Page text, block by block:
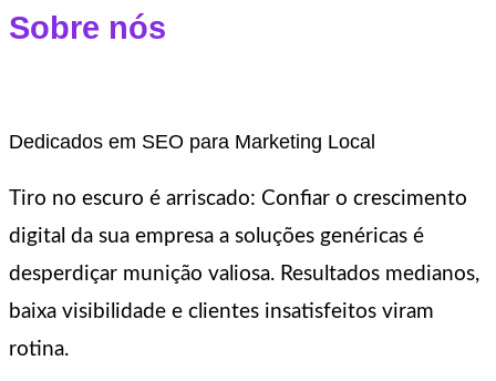
Sobre nós
Dedicados em SEO para Marketing Local
Tiro no escuro é arriscado: Confiar o crescimento
digital da sua empresa a soluções genéricas é
desperdiçar munição valiosa. Resultados medianos,
baixa visibilidade e clientes insatisfeitos viram
rotina.